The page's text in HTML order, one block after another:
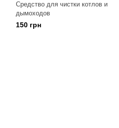
Средство для чистки котлов и
дымоходов
150 грн